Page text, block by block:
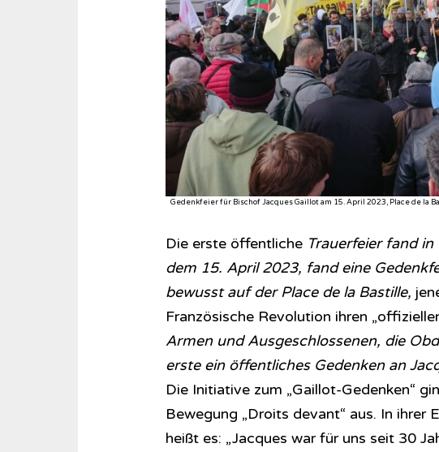
Gedenkfeier für Bischof Jacques Gaillot am 15. April 2023, Place de la
Die erste öffentliche Trauerfeier fand
dem 15. April 2023, fand eine
bewusst auf der Place de la Bastille,
Französische Revolution ihren
Armen und Ausgeschlossenen, die
erste ein öffentliches Gedenken an
Die Initiative zum „Gaillot-Gedenken“
Bewegung „Droits devant“ aus. In ihrer
heißt es: „Jacques war für uns seit 30